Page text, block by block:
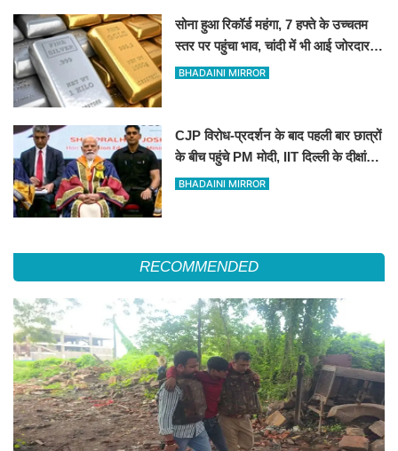
सोना हुआ रिकॉर्ड महंगा, 7 हफ्ते के उच्चतम
स्तर पर पहुंचा भाव, चांदी में भी आई जोरदार
तेजी!
BHADAINI MIRROR
CJP विरोध-प्रदर्शन के बाद पहली बार छात्रों
के बीच पहुंचे PM मोदी, IIT दिल्ली के दीक्षांत
समारोह में दिया सफलता का ‘गुरुमंत्र’
BHADAINI MIRROR
RECOMMENDED